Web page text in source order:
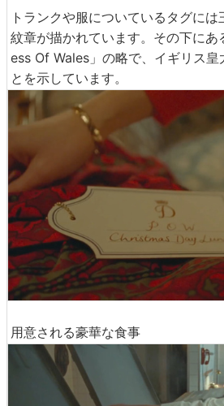
トランクや服についているタグに
紋章が描かれています。その下にあ
ess Of Wales」の略で、イギリス皇
とを示しています。
用意される豪華な食事